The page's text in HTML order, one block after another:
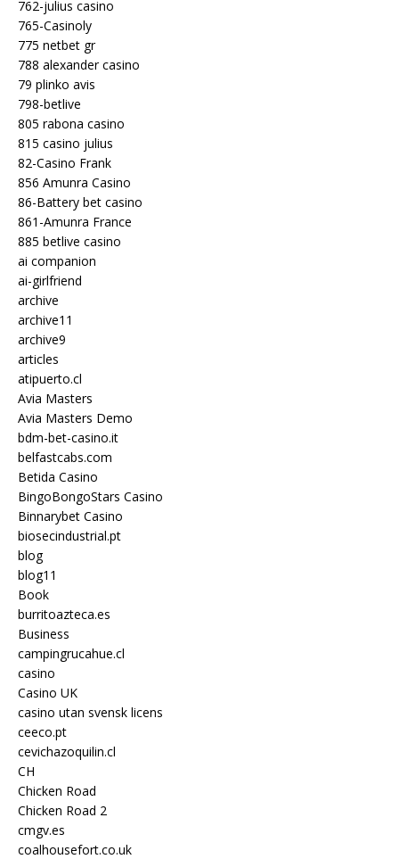
762-julius casino
765-Casinoly
775 netbet gr
788 alexander casino
79 plinko avis
798-betlive
805 rabona casino
815 casino julius
82-Casino Frank
856 Amunra Casino
86-Battery bet casino
861-Amunra France
885 betlive casino
ai companion
ai-girlfriend
archive
archive11
archive9
articles
atipuerto.cl
Avia Masters
Avia Masters Demo
bdm-bet-casino.it
belfastcabs.com
Betida Casino
BingoBongoStars Casino
Binnarybet Casino
biosecindustrial.pt
blog
blog11
Book
burritoazteca.es
Business
campingrucahue.cl
casino
Casino UK
casino utan svensk licens
ceeco.pt
cevichazoquilin.cl
CH
Chicken Road
Chicken Road 2
cmgv.es
coalhousefort.co.uk